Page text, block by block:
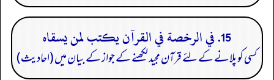
15. في الرخصة في القرآن يكتب لمن يسقاه
کسی کو پلانے کے لئے قرآن مجید لکھنے کے جواز کے بیان میں (احادیث)